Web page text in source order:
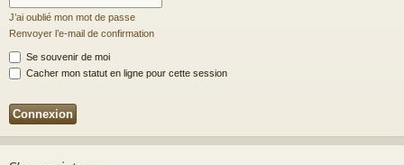
J’ai oublié mon mot de passe
Renvoyer l’e-mail de confirmation
Se souvenir de moi
Cacher mon statut en ligne pour cette session